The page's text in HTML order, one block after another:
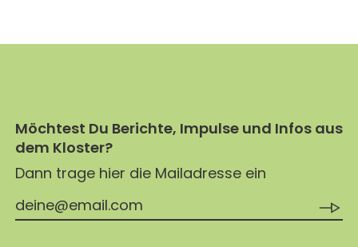
Möchtest Du Berichte, Impulse und Infos aus
dem Kloster?
Dann trage hier die Mailadresse ein